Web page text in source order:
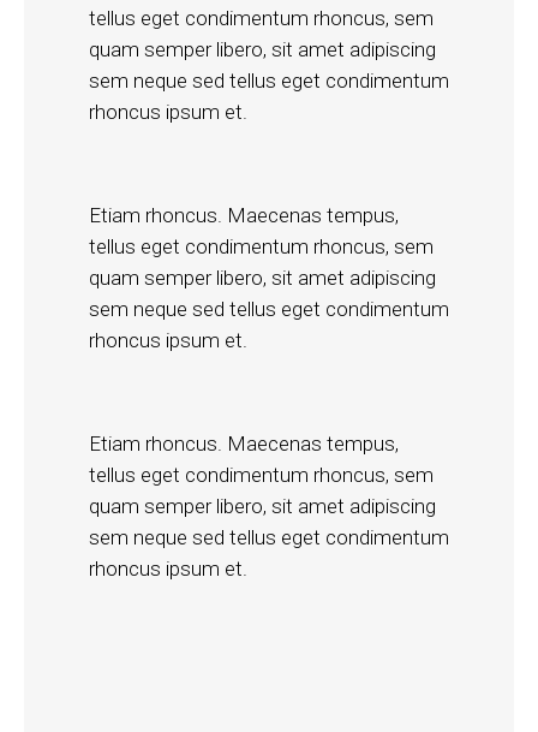
tellus eget condimentum rhoncus, sem
quam semper libero, sit amet adipiscing
sem neque sed tellus eget condimentum
rhoncus ipsum et.
Etiam rhoncus. Maecenas tempus,
tellus eget condimentum rhoncus, sem
quam semper libero, sit amet adipiscing
sem neque sed tellus eget condimentum
rhoncus ipsum et.
Etiam rhoncus. Maecenas tempus,
tellus eget condimentum rhoncus, sem
quam semper libero, sit amet adipiscing
sem neque sed tellus eget condimentum
rhoncus ipsum et.